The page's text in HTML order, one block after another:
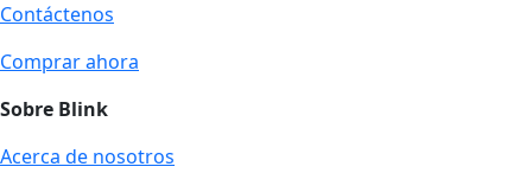
Contáctenos
Comprar ahora
Sobre Blink
Acerca de nosotros